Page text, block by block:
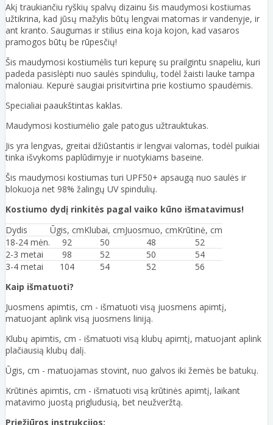
Akį traukiančiu ryškių spalvų dizainu šis maudymosi kostiumas
užtikrina, kad jūsų mažylis būtų lengvai matomas ir vandenyje, ir
ant kranto. Saugumas ir stilius eina koja kojon, kad vasaros
pramogos būtų be rūpesčių!
Šis maudymosi kostiumėlis turi kepurę su prailgintu snapeliu, kuri
padeda pasislėpti nuo saulės spindulių, todėl žaisti lauke tampa
maloniau. Kepurė saugiai prisitvirtina prie kostiumo spaudėmis.
Specialiai paaukštintas kaklas.
Maudymosi kostiumėlio gale patogus užtrauktukas.
Jis yra lengvas, greitai džiūstantis ir lengvai valomas, todėl puikiai
tinka išvykoms paplūdimyje ir nuotykiams baseine.
Šis maudymosi kostiumas turi UPF50+ apsaugą nuo saulės ir
blokuoja net 98% žalingų UV spindulių.
Kostiumo dydį rinkitės pagal vaiko kūno išmatavimus!
Dydis
Ūgis, cmKlubai, cmJuosmuo, cmKrūtinė, cm
18-24 mėn.
92 50 48
52
2-3 metai
98 52 50
54
3-4 metai
104 54 52
56
Kaip išmatuoti?
Juosmens apimtis, cm - išmatuoti visą juosmens apimtį,
matuojant aplink visą juosmens liniją.
Klubų apimtis, cm - išmatuoti visą klubų apimtį, matuojant aplink
plačiausią klubų dalį.
Ūgis, cm - matuojamas stovint, nuo galvos iki žemės be batukų.
Krūtinės apimtis, cm - išmatuoti visą krūtinės apimtį, laikant
matavimo juostą prigludusią, bet neužveržtą.
Priežiūros instrukcijos: